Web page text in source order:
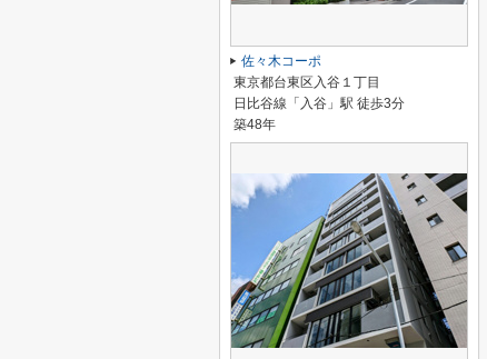
佐々木コーポ
東京都台東区入谷１丁目
日比谷線「入谷」駅 徒歩3分
築48年